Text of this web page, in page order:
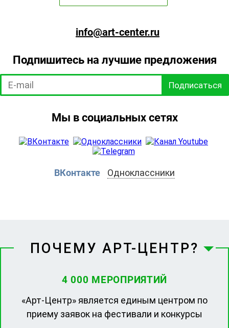
info@art-center.ru
Подпишитесь на лучшие предложения
Подписаться
Мы в социальных сетях
ВКонтакте Одноклассники
ПОЧЕМУ АРТ-ЦЕНТР?
4 000 МЕРОПРИЯТИЙ
«Арт-Центр» является единым центром по
приему заявок на фестивали и конкурсы